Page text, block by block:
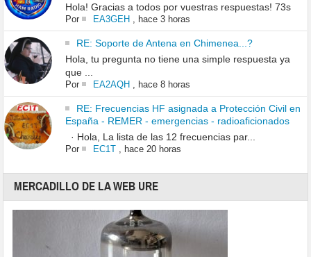
Hola! Gracias a todos por vuestras respuestas! 73s
Por EA3GEH, hace 3 horas
RE: Soporte de Antena en Chimenea...?
Hola, tu pregunta no tiene una simple respuesta ya
que ...
Por EA2AQH, hace 8 horas
RE: Frecuencias HF asignada a Protección Civil en
España - REMER - emergencias - radioaficionados
· Hola, La lista de las 12 frecuencias par...
Por EC1T, hace 20 horas
MERCADILLO DE LA WEB URE